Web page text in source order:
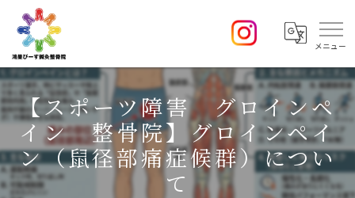
【スポーツ障害 グロインペ
イン 整骨院】グロインペイ
ン（鼠径部痛症候群）につい
て